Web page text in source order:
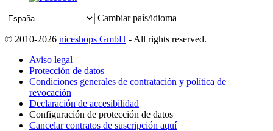
Cambiar país/idioma
© 2010-2026 niceshops GmbH - All rights reserved.
Aviso legal
Protección de datos
Condiciones generales de contratación y política de
revocación
Declaración de accesibilidad
Configuración de protección de datos
Cancelar contratos de suscripción aquí